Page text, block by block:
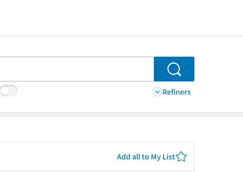
Search
Refiners
Add all to My List